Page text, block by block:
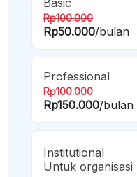
Rp100.000
Rp50.000/bulan
Professional
Rp100.000
Rp150.000/bulan
Institutional
Untuk organisasi